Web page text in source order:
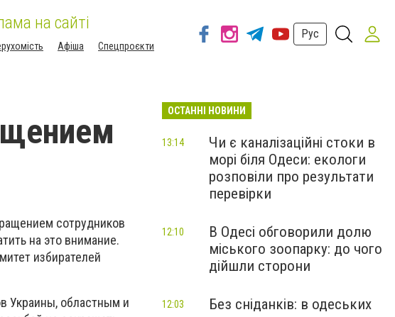
на сайті
Афіша Спецпроєкти
Рус
сотрудников
на это внимание.
избирателей
Украины, областным и
ОСТАННІ НОВИНИ
Чи є каналізаційні стоки в
морі біля Одеси: екологи
розповіли про результати
перевірки
13:14
В Одесі обговорили долю
міського зоопарку: до чого
дійшли сторони
12:10
Без сніданків: в одеських
12:03